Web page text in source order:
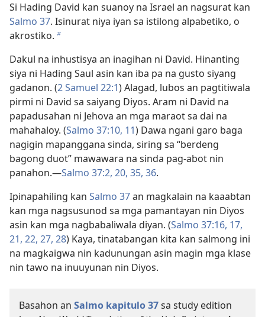
Si Hading David kan suanoy na Israel an nagsurat kan
Salmo 37. Isinurat niya iyan sa istilong alpabetiko, o
akrostiko. b
Dakul na inhustisya an inagihan ni David. Hinanting
siya ni Hading Saul asin kan iba pa na gusto siyang
gadanon. (2 Samuel 22:1) Alagad, lubos an pagtitiwala
pirmi ni David sa saiyang Diyos. Aram ni David na
papadusahan ni Jehova an mga maraot sa dai na
mahahaloy. (Salmo 37:10, 11) Dawa ngani garo baga
nagigin mapanggana sinda, siring sa “berdeng
bagong duot” mawawara na sinda pag-abot nin
panahon.—Salmo 37:2, 20, 35, 36.
Ipinapahiling kan Salmo 37an magkalain na kaaabtan
kan mga nagsusunod sa mga pamantayan nin Diyos
asin kan mga nagbabaliwala diyan. (Salmo 37:16, 17,
21, 22, 27, 28) Kaya, tinatabangan kita kan salmong ini
na magkaigwa nin kadunungan asin magin mga klase
nin tawo na inuuyunan nin Diyos.
Basahon an Salmo kapitulo 37sa study edition